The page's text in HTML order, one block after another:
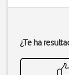
¿Te ha